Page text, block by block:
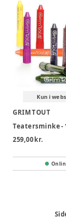
Kun i
GRIM TOUT
Teatersminke -
259,00 kr.